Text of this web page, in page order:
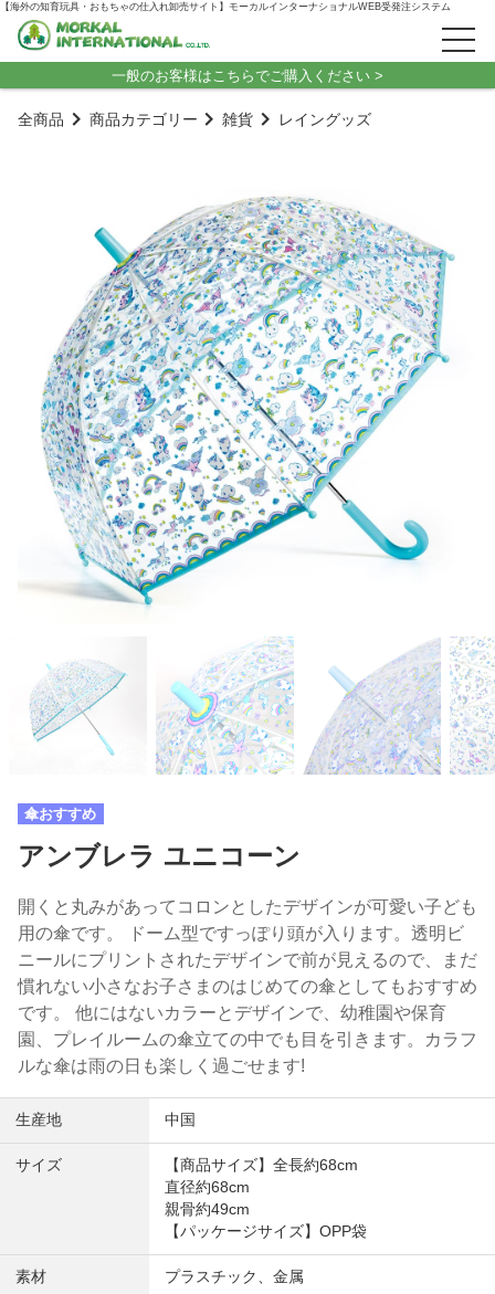
【海外の知育玩具・おもちゃの仕入れ卸売サイト】モーカルインターナショナルWEB受発注システム
一般のお客様はこちらでご購入ください >
全商品 商品カテゴリー 雑貨 レイングッズ
傘おすすめ
アンブレラ ユニコーン
開くと丸みがあってコロンとしたデザインが可愛い子ども
用の傘です。 ドーム型ですっぽり頭が入ります。透明ビ
ニールにプリントされたデザインで前が見えるので、まだ
慣れない小さなお子さまのはじめての傘としてもおすすめ
です。 他にはないカラーとデザインで、幼稚園や保育
園、プレイルームの傘立ての中でも目を引きます。カラフ
ルな傘は雨の日も楽しく過ごせます!
生産地 中国
サイズ
【商品サイズ】全長約68cm
直径約68cm
親骨約49cm
【パッケージサイズ】OPP袋
素材 プラスチック、金属